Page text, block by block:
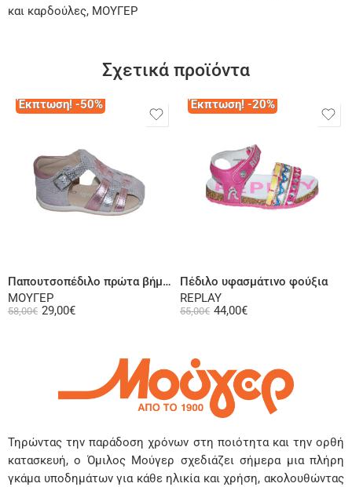
και καρδούλες, ΜΟΥΓΕΡ
Σχετικά προϊόντα
Έκπτωση! -50%
Παπουτσοπέδιλο πρώτα βήματα ψηλή φτέρνα δερμάτινο λουστρίνι ροζ
ΜΟΥΓΕΡ
58,00€ 29,00€
Έκπτωση! -20%
Πέδιλο υφασμάτινο φούξια
REPLAY
55,00€ 44,00€
Τηρώντας την παράδοση χρόνων στη ποιότητα και την ορθή
κατασκευή, ο Όμιλος Μούγερ σχεδιάζει σήμερα μια πλήρη
γκάμα υποδημάτων για κάθε ηλικία και χρήση, ακολουθώντας